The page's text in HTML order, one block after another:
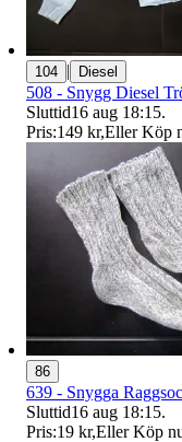
104 | Diesel
508 - Snygg Diesel
Sluttid16 aug 18:15.
Pris:149 kr,Eller Köp
86
639 - Snygga
Sluttid16 aug 18:15.
Pris:19 kr,Eller Köp